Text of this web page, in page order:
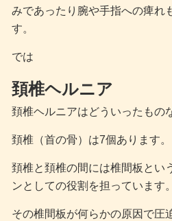
みであったり腕や手指への痺れ
す。
では
頚椎ヘルニア
頚椎ヘルニアはどういったもの
頚椎（首の骨）は7個あります。
頚椎と頚椎の間には椎間板とい
ンとしての役割を担っています。
その椎間板が何らかの原因で圧